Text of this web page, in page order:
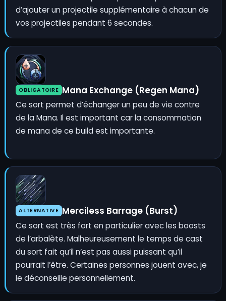
d’ajouter un projectile supplémentaire à chacun de
vos projectiles pendant 6 secondes.
OBLIGATOIRE Mana Exchange (Regen Mana)
Ce sort permet d’échanger un peu de vie contre
de la Mana. Il est important car la consommation
de mana de ce build est importante.
ALTERNATIVE Merciless Barrage (Burst)
Ce sort est très fort en particulier avec les boosts
de l’arbalète. Malheureusement le temps de cast
du sort fait qu’il n’est pas aussi puissant qu’il
pourrait l’être. Certaines personnes jouent avec, je
le déconseille personnellement.